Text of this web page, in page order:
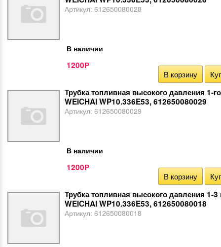
Артикул: 612650080028
В наличии
1200Р
В корзину
Трубка топливная высокого давления 1-
WEICHAI WP10.336E53, 612650080029
Артикул: 612650080029
В наличии
1200Р
В корзину
Трубка топливная высокого давления 1-
WEICHAI WP10.336E53, 612650080018
Артикул: 612650080018